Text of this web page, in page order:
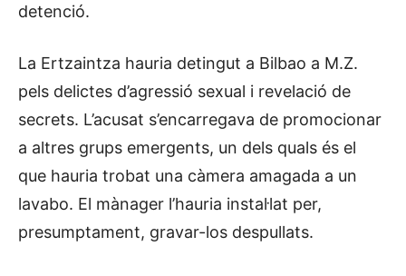
detenció.
La Ertzaintza hauria detingut a Bilbao a M.Z.
pels delictes d’agressió sexual i revelació de
secrets. L’acusat s’encarregava de promocionar
a altres grups emergents, un dels quals és el
que hauria trobat una càmera amagada a un
lavabo. El mànager l’hauria instal·lat per,
presumptament, gravar-los despullats.